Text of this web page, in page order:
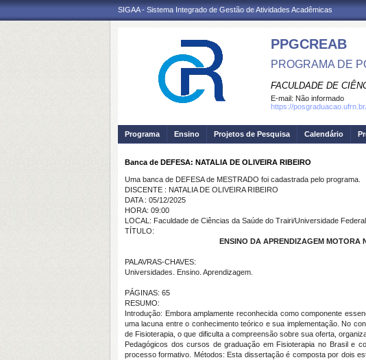
SIGAA - Sistema Integrado de Gestão de Atividades Acadêmicas
PPGCREAB
PROGRAMA DE
FACULDADE DE
E-mail: Não informado
https://
Programa Ensino Projetos de Pesquisa Calendário
Banca de DEFESA: NATALIA DE OLIVEIRA RIBEIRO
Uma banca de DEFESA de MESTRADO foi cadastrada pelo programa.
DISCENTE : NATALIA DE OLIVEIRA RIBEIRO
DATA : 05/12/2025
HORA: 09:00
LOCAL: Faculdade de Ciências da Saúde do Trairi/Universidade
TÍTULO:
ENSINO DA APRENDIZAGEM MOTORA
PALAVRAS-CHAVES:
Universidades. Ensino. Aprendizagem.
PÁGINAS: 65
RESUMO:
Introdução: Embora amplamente reconhecida como componente
uma lacuna entre o conhecimento teórico e sua implementação. No
de Fisioterapia, o que dificulta a compreensão sobre sua oferta,
Pedagógicos dos cursos de graduação em Fisioterapia no Brasil e
processo formativo. Métodos: Esta dissertação é composta por dois